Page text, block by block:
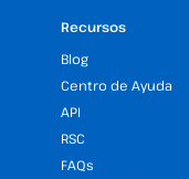
Recursos
Blog
Centro de Ayuda
API
RSC
FAQs